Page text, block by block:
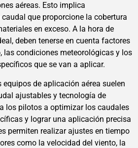
aéreas. Esto implica
que proporcione la cobertura
en exceso. A la hora de
deben tenerse en cuenta factores
las condiciones meteorológicas y los
que se van a aplicar.
de aplicación aérea suelen
ajustables y tecnología de
los pilotos a optimizar los caudales
y lograr una aplicación precisa
permiten realizar ajustes en tiempo
como la velocidad del viento, la